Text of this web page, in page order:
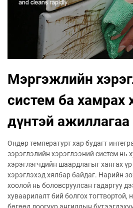
Мэргэжлийн
систем ба хамрах
дүнтэй ажиллагаа
Өндөр температурт хар будагт
зэрэглэлийн хэрэглээний систем
хэрэглэгчдийн шаардлагыг хангах
хэрэглэхэд хялбар байдаг. Нарийн
хоолой нь боловсруулсан гадаргуу
хуваарилалт бий болгох тогтвортой,